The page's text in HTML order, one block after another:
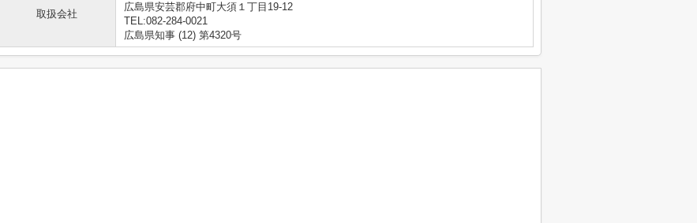
取扱会社
広島県安芸郡府中町大須１丁目19-12
TEL:082-284-0021
広島県知事 (12) 第4320号